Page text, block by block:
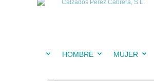
HOMBRE MUJER